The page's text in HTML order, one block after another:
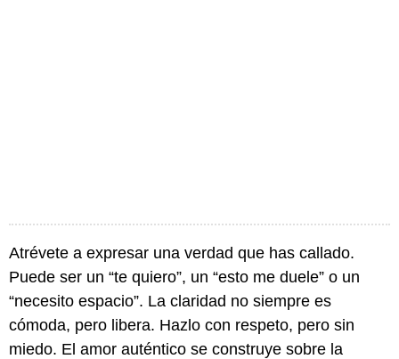
Atrévete a expresar una verdad que has callado.
Puede ser un “te quiero”, un “esto me duele” o un
“necesito espacio”. La claridad no siempre es
cómoda, pero libera. Hazlo con respeto, pero sin
miedo. El amor auténtico se construye sobre la